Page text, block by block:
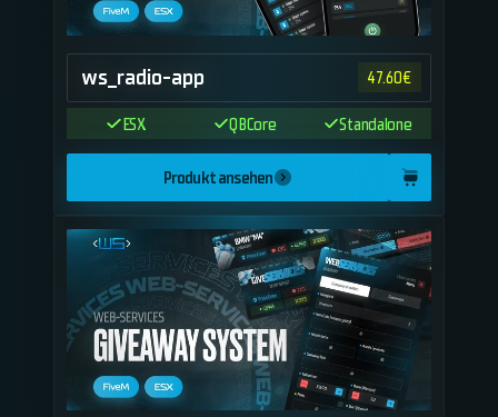
ws_radio-app 47.60€
ESX QBCore Standalone
Produkt ansehen